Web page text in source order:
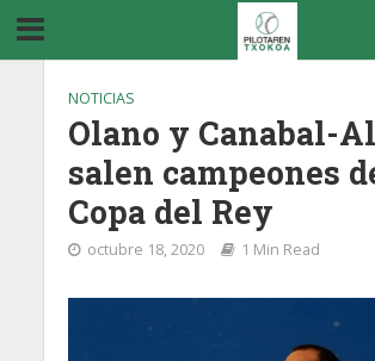
NOTICIAS
Olano y Canabal-
salen campeones
Copa del Rey
octubre 18, 2020 1 Min Read